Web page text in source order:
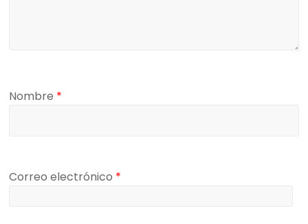
Nombre *
Correo electrónico *